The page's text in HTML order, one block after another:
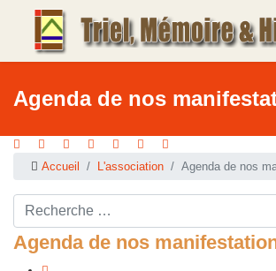
Agenda de nos
Accueil L'association Agenda de nos
Rechercher ...
Agenda de nos